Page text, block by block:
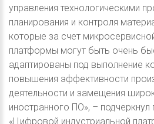
управления технологическими
планирования и контроля
которые за счет
платформы могут быть очень
адаптированы под выполнение
повышения эффективности
деятельности и замещения
иностранного ПО», –
«Цифровой индустриальной